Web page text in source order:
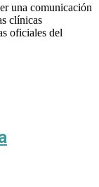
una comunicación
clínicas
oficiales del